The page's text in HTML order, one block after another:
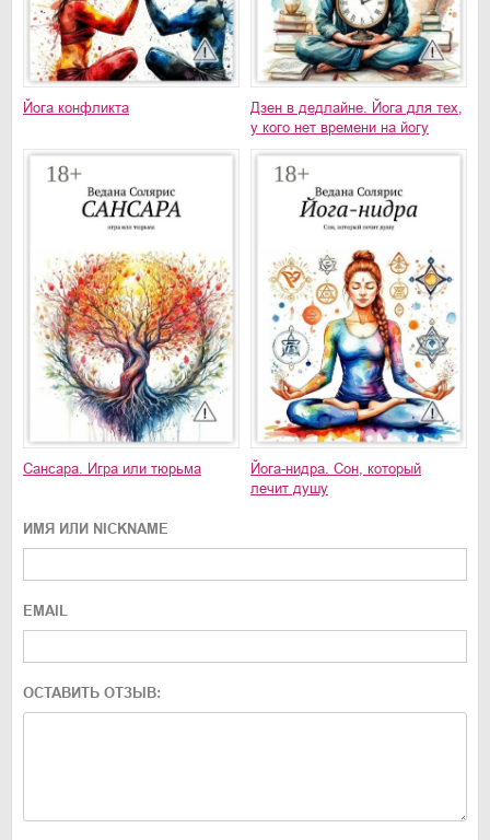
Йога конфликта
Дзен в дедлайне. Йога для тех,
у кого нет времени на йогу
Сансара. Игра или тюрьма
Йога-нидра. Сон, который
лечит душу
ИМЯ ИЛИ NICKNAME
EMAIL
ОСТАВИТЬ ОТЗЫВ: